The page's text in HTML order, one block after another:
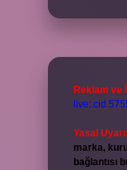
Reklam ve
Yasal Uyarı:
marka,
bağlantısı